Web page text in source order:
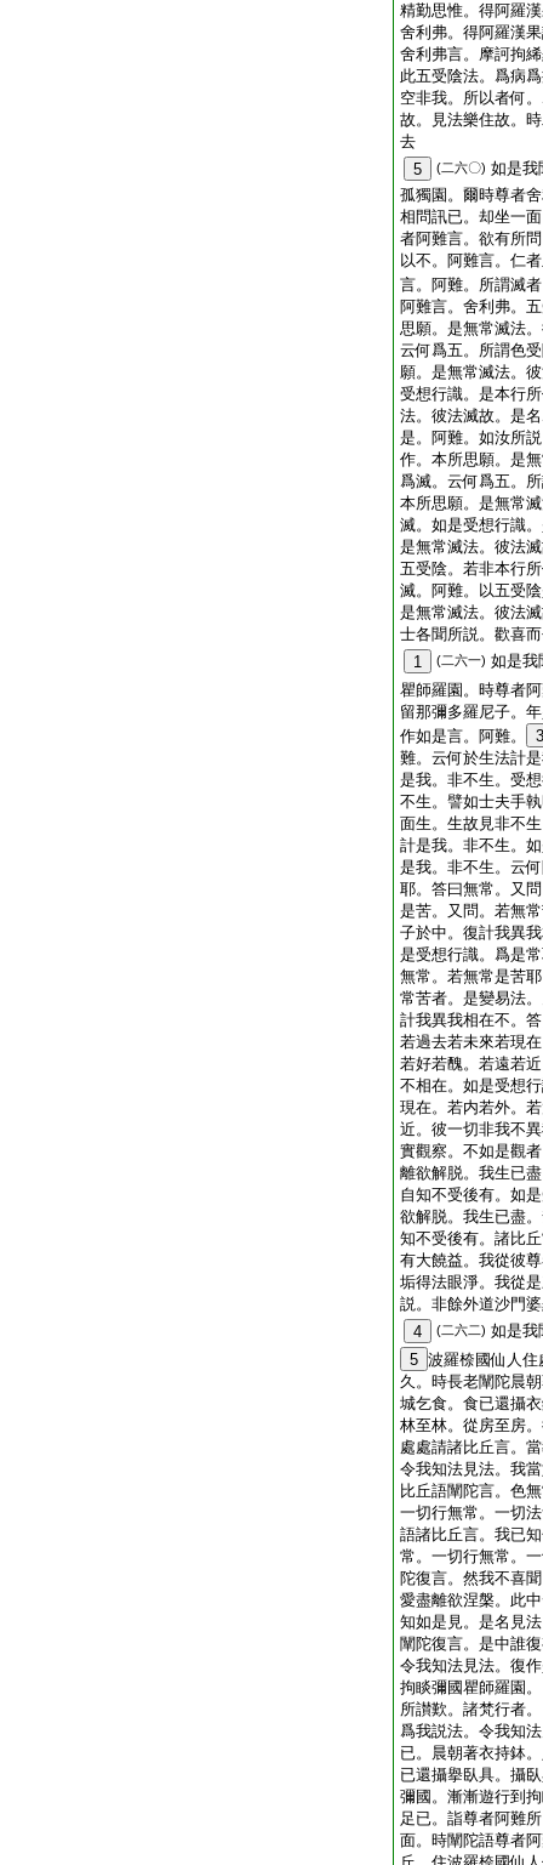
精勤思惟。得阿羅
舍利弗。得阿羅漢
舍利弗言。摩訶拘
此五受陰法。爲病
空非我。所以者何
故。見法樂住故。
去
5
(二六〇) 如是我
孤獨園。爾時尊者
相問訊已。却坐一
者阿難言。欲有所
以不。阿難言。仁
言。阿難。所謂滅
阿難言。舍利弗。
思願。是無常滅法
云何爲五。所謂色
願。是無常滅法。
受想行識。是本行
法。彼法滅故。是
是。阿難。如汝所
作。本所思願。是
爲滅。云何爲五。
本所思願。是無常
滅。如是受想行識
是無常滅法。彼法
五受陰。若非本行
滅。阿難。以五受
是無常滅法。彼法
士各聞所説。歡喜
1
(二六一) 如是我
瞿師羅園。時尊者
留那彌多羅尼子。
作如是言。阿難。
3
難。云何於生法計
是我。非不生。受
不生。譬如士夫手
面生。生故見非不
計是我。非不生。
是我。非不生。云
耶。答曰無常。又
是苦。又問。若無
子於中。復計我異
是受想行識。爲是
無常。若無常是苦
常苦者。是變易法
計我異我相在不。
若過去若未來若現
若好若醜。若遠若
不相在。如是受想
現在。若内若外。
近。彼一切非我不
實觀察。不如是觀
離欲解脱。我生已
自知不受後有。如
欲解脱。我生已盡
知不受後有。諸比
有大饒益。我從彼
垢得法眼淨。我從
説。非餘外道沙門
4
(二六二) 如是我
5 波羅㮈國仙人
久。時長老闡陀晨
城乞食。食已還攝
林至林。從房至房
處處請諸比丘言。
令我知法見法。我
比丘語闡陀言。色
一切行無常。一切
語諸比丘言。我已
常。一切行無常。
陀復言。然我不喜
愛盡離欲涅槃。此
知如是見。是名見
闡陀復言。是中誰
令我知法見法。復
拘睒彌國瞿師羅園
所讃歎。諸梵行者
爲我説法。令我知
已。晨朝著衣持鉢
已還攝擧臥具。攝
彌國。漸漸遊行到
足已。詣尊者阿難
面。時闡陀語尊者